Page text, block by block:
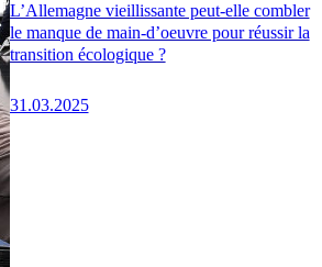
L’Allemagne vieillissante peut-elle combler
le manque de main-d’oeuvre pour réussir la
transition écologique ?
31.03.2025